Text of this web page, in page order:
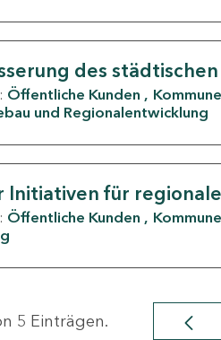
des städtischen
Öffentliche Kunden
und Regionalentwicklung
für
Öffentliche Kunden
5 Einträgen.